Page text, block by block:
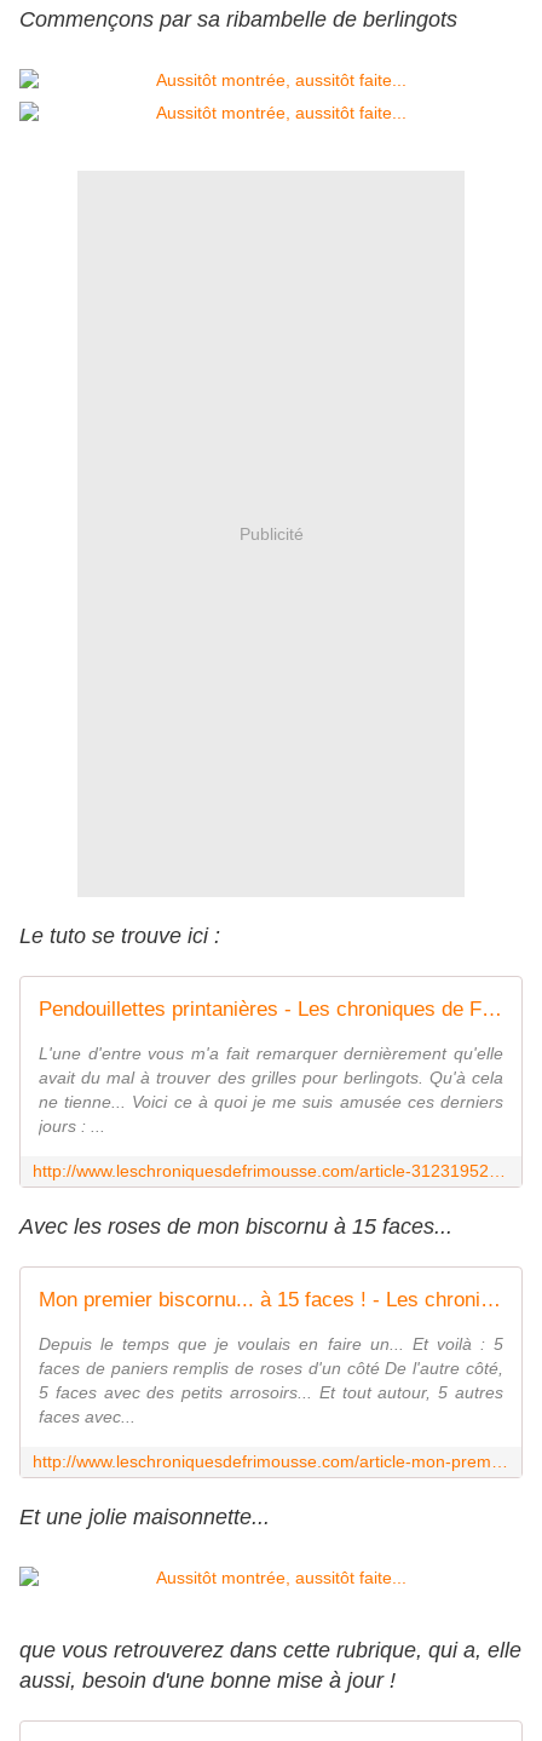
Commençons par sa ribambelle de berlingots
Publicité
Le tuto se trouve ici :
Pendouillettes printanières - Les chroniques de Frimousse
L'une d'entre vous m'a fait remarquer dernièrement qu'elle
avait du mal à trouver des grilles pour berlingots. Qu'à cela
ne tienne... Voici ce à quoi je me suis amusée ces derniers
jours : ...
Avec les roses de mon biscornu à 15 faces...
Mon premier biscornu... à 15 faces ! - Les chroniques de Frimousse
Depuis le temps que je voulais en faire un... Et voilà : 5
faces de paniers remplis de roses d'un côté De l'autre côté,
5 faces avec des petits arrosoirs... Et tout autour, 5 autres
faces avec...
Et une jolie maisonnette...
que vous retrouverez dans cette rubrique, qui a, elle
aussi, besoin d'une bonne mise à jour !